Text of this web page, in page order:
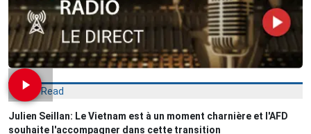
Most Read
Julien Seillan: Le Vietnam est à un moment charnière et l'AFD
souhaite l'accompagner dans cette transition